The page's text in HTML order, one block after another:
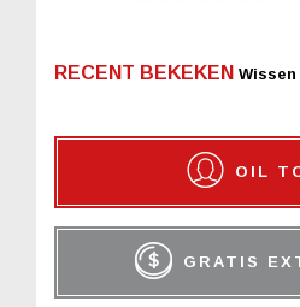
RECENT BEKEKEN Wissen
OIL
GRATIS